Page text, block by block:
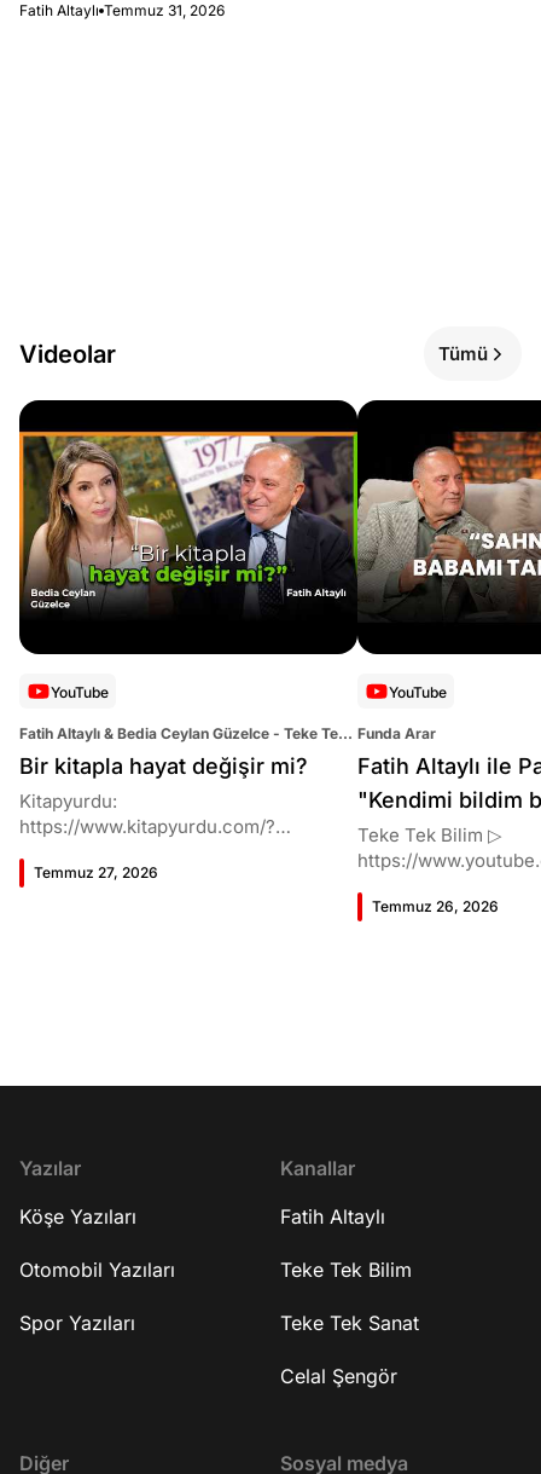
Fatih Altaylı Temmuz 31, 2026
Videolar Tümü
YouTube
Fatih Altaylı & Bedia Ceylan Güzelce - Teke Tek
Kitap
Bir kitapla hayat değişir mi?
Kitapyurdu:
https://www.kitapyurdu.com/?
L1N1tYeOW-RfhiwgTMoyO3DNHb2uF-
yazarlarını, konularını ve tartışmaya
Temmuz 27, 2026
YouTube
Funda Arar
Fatih Altaylı ile
"Kendimi bildim
söylüyorum!"
Teke Tek Bilim ▷
https://
07:23 Müziğe ilgisi
Aras 35:50 Necip
AHBAP ve Haluk
http://bit.ly/FatihAltayli Gazeteci -
gündemi yorumluyor.
Temmuz 26, 2026
Yazılar
Köşe Yazıları
Otomobil Yazıları
Spor Yazıları
Kanallar
Fatih Altaylı
Teke Tek Bilim
Teke Tek Sanat
Celal Şengör
Diğer Sosyal medya